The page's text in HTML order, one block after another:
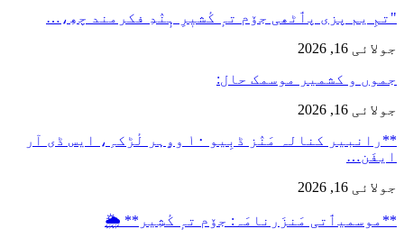
"تمِ یم پزی پٲٹھی جۆم تہٕ کٔشیٖرِ ہٕنٛدِ فکرمند چھِ،…
جولائی 16, 2026
جموں و کشمیر موسمک حال:
جولائی 16, 2026
**رانبیر کنالہ مَنٛز ڈبِیو ۱۰ وۄہر لٔڑکہِ، ایس ڈی آر
ایفَن…
جولائی 16, 2026
**موسمیٲتی مَنزَرنامَہ: جۆم تہٕ کٔشِیر** 🌦️